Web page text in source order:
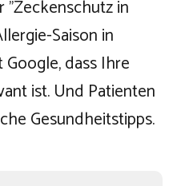
"Zeckenschutz in
Saison in
dass Ihre
ist. Und Patienten
Gesundheitstipps.